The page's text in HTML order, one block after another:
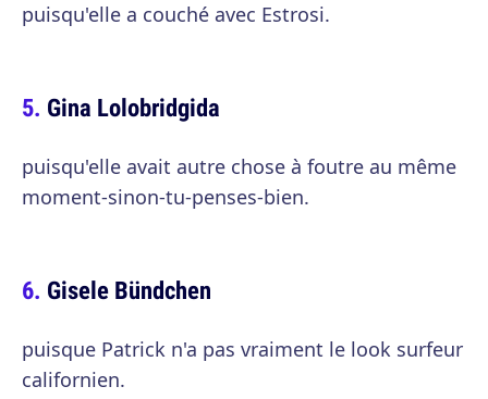
puisqu'elle a couché avec Estrosi.
Gina Lolobridgida
puisqu'elle avait autre chose à foutre au même
moment-sinon-tu-penses-bien.
Gisele Bündchen
puisque Patrick n'a pas vraiment le look surfeur
californien.